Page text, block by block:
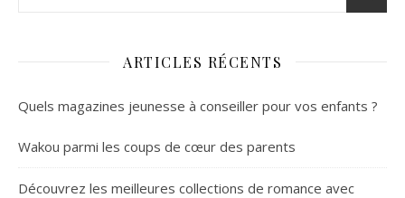
ARTICLES RÉCENTS
Quels magazines jeunesse à conseiller pour vos enfants ?
Wakou parmi les coups de cœur des parents
Découvrez les meilleures collections de romance avec